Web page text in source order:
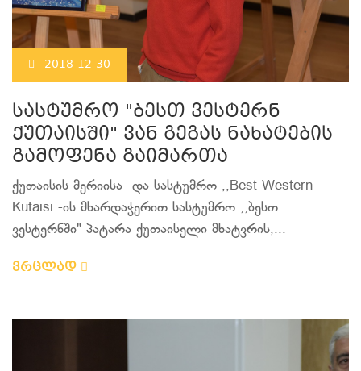
2018-12-30
სასტუმრო "ბესთ ვესტერნ
ქუთაისში" ვან გეგას ნახატების
გამოფენა გაიმართა
ქუთაისის მერიისა და სასტუმრო ,,Best Western
Kutaisi -ის მხარდაჭერით სასტუმრო ,,ბესთ
ვესტერნში" პატარა ქუთაისელი მხატვრის,...
ვრცლად